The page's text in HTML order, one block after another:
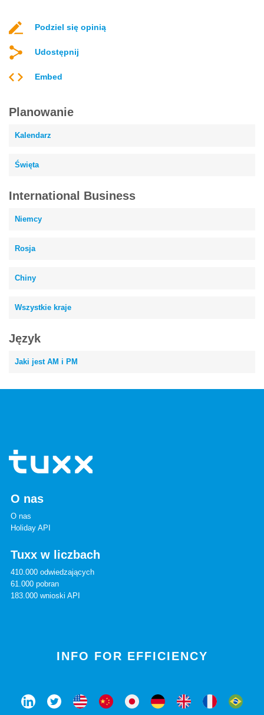
Podziel się opinią
Udostępnij
Embed
Planowanie
Kalendarz
Święta
International Business
Niemcy
Rosja
Chiny
Wszystkie kraje
Język
Jaki jest AM i PM
O nas
O nas
Holiday API
Tuxx w liczbach
410.000 odwiedzających
61.000 pobran
183.000 wnioski API
INFO FOR EFFICIENCY